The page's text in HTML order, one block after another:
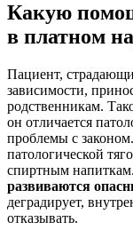
Какую
в платном
Пациент,
зависимости,
родственникам.
он отличается
проблемы с
патологической
спиртным
развиваются
деградирует,
отказывать.